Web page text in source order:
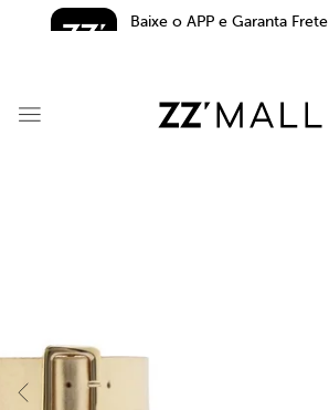
Baixe o APP e Garanta Frete